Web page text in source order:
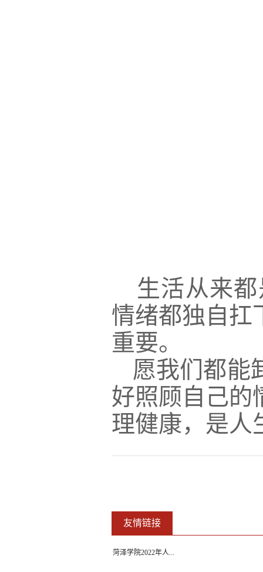
生活从来
情绪都独自扛
重要。
愿我们都能
好照顾自己的
理健康，是人
友情链接
菏泽学院2022年人...